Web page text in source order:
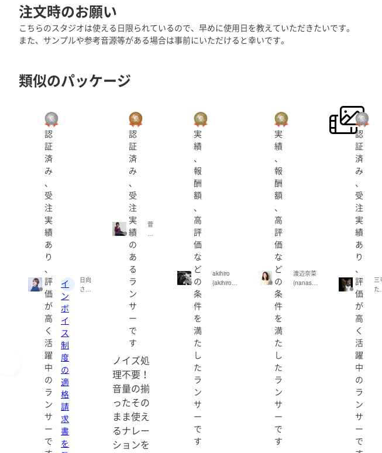
●受注作業
・ボイスドラマの編集
・音声収録、立ち会い
●使用ソフト
Avid ProTools
Adobe Audition
SOUND FORGE 17
Photoshop
Premiere Pro
After Effects
izotope RX 10
その他もろもろ
1300円/h〜
※時給計算が難しいため問い合わせ下さい。
都内のスタジオに勤務し、多くのゲーム・ボイスドラマの収録、編集に携わ
ジャンルも幅広く、コンシューマー、ソーシャル、全年齢、年齢制限ありなど
＊お見積もり希望の方は下記の項目をわかる範囲でご記入をお願い致します。
・お名前：
・作品名：
・尺・トラック数など：
・納品日希望 ：
・その他のご要望：
注文時のお願い
こちらのスタジオは使える日限られているので、早めに使用日を教えていただきたいです。
また、サンプルや参考音源等がある場合は事前にいただけると幸いです。
類似のパッケージ
認
証
済
み
、
受
注
実
績
あ
り
、
評
価
が
高
く
活
躍
中
の
ラ
ン
サ
ー
で
イ
ン
ボ
イ
ス
制
度
の
適
格
請
求
書
を
日向
さく
認
証
済
み
、
受
注
実
績
の
あ
る
ラ
ン
サ
ー
で
す
菅
紗
ノイズ処
理不要！
音量の揃
ったその
まま使え
るナレー
ションを
実
績
、
報
酬
額
、
高
評
価
な
ど
の
条
件
を
満
た
し
た
ラ
ン
サ
ー
で
す
akihiro
(akihiro01
実
績
、
報
酬
額
、
高
評
価
な
ど
の
条
件
を
満
た
し
た
ラ
ン
サ
ー
で
す
渡辺奈菜
(nanasan
認
証
済
み
、
受
注
実
績
あ
り
、
評
価
が
高
く
活
躍
中
の
ラ
ン
サ
ー
で
三
た